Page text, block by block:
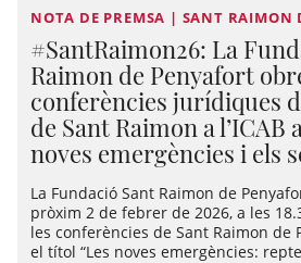
NOTA DE PREMSA | SANT RAIMON
#SantRaimon26: La
Raimon de Penyafort
conferències jurídiques
de Sant Raimon a l’ICAB
noves emergències i els
La Fundació Sant Raimon de
pròxim 2 de febrer de 2026, a les
les conferències de Sant Raimon de
el títol “Les noves emergències: